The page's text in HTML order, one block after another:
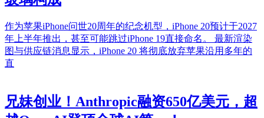
作为苹果iPhone问世20周年的纪念机型，iPhone 20预计于2027
年上半年推出，甚至可能跳过iPhone 19直接命名。 最新渲染
图与供应链消息显示，iPhone 20 将彻底放弃苹果沿用多年的
直
兄妹创业！Anthropic融资650亿美元，超